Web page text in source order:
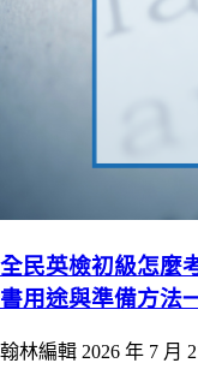
全民英檢初級怎麼
書用途與準備方法
翰林編輯 2026 年 7 月